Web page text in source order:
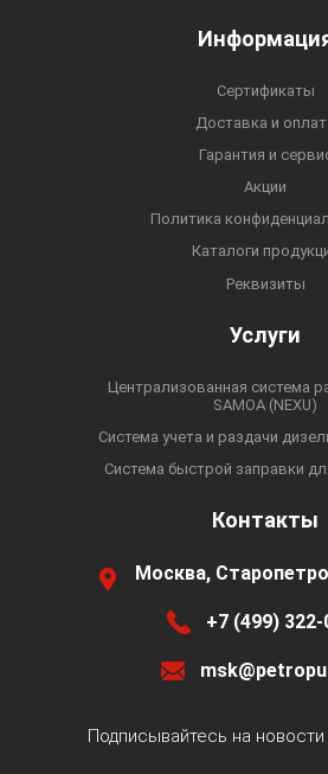
Сертификаты
Доставка и
Гарантия и
Акции
Политика
Каталоги
Реквизиты
Услуги
Централизованная система
SAMOA (NEXU)
Система учета и раздачи
Система быстрой заправки
Контакты
Москва,
+7 (499) 322-
Подписывайтесь на новости